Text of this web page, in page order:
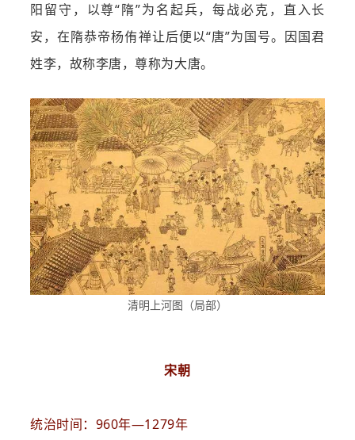
阳留守，以尊“隋”为名起兵，每战必克，直入长
安，在隋恭帝杨侑禅让后便以“唐”为国号。因国君
姓李，故称李唐，尊称为大唐。
清明上河图（局部）
宋朝
统治时间：960年—1279年